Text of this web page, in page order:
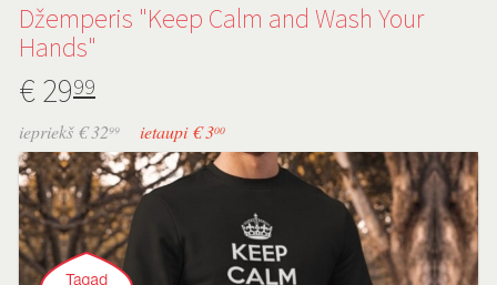
Džemperis "Keep Calm and Wash Your
Hands"
€2999
iepriekš € 3299 ietaupi € 300